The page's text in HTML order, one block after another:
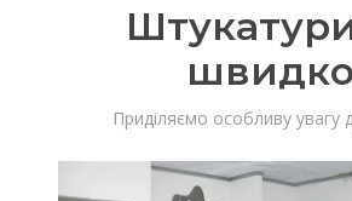
швидко
Приділяємо особливу увагу